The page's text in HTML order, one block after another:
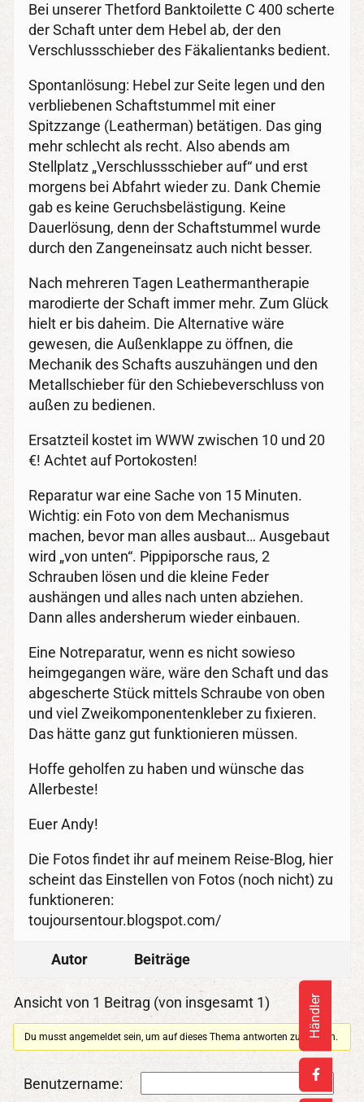
Bei unserer Thetford Banktoilette C 400 scherte
der Schaft unter dem Hebel ab, der den
Verschlussschieber des Fäkalientanks bedient.
Spontanlösung: Hebel zur Seite legen und den
verbliebenen Schaftstummel mit einer
Spitzzange (Leatherman) betätigen. Das ging
mehr schlecht als recht. Also abends am
Stellplatz „Verschlussschieber auf“ und erst
morgens bei Abfahrt wieder zu. Dank Chemie
gab es keine Geruchsbelästigung. Keine
Dauerlösung, denn der Schaftstummel wurde
durch den Zangeneinsatz auch nicht besser.
Nach mehreren Tagen Leathermantherapie
marodierte der Schaft immer mehr. Zum Glück
hielt er bis daheim. Die Alternative wäre
gewesen, die Außenklappe zu öffnen, die
Mechanik des Schafts auszuhängen und den
Metallschieber für den Schiebeverschluss von
außen zu bedienen.
Ersatzteil kostet im WWW zwischen 10 und 20
€! Achtet auf Portokosten!
Reparatur war eine Sache von 15 Minuten.
Wichtig: ein Foto von dem Mechanismus
machen, bevor man alles ausbaut… Ausgebaut
wird „von unten“. Pippiporsche raus, 2
Schrauben lösen und die kleine Feder
aushängen und alles nach unten abziehen.
Dann alles andersherum wieder einbauen.
Eine Notreparatur, wenn es nicht sowieso
heimgegangen wäre, wäre den Schaft und das
abgescherte Stück mittels Schraube von oben
und viel Zweikomponentenkleber zu fixieren.
Das hätte ganz gut funktionieren müssen.
Hoffe geholfen zu haben und wünsche das
Allerbeste!
Euer Andy!
Die Fotos findet ihr auf meinem Reise-Blog, hier
scheint das Einstellen von Fotos (noch nicht) zu
funktioneren:
toujoursentour.blogspot.com/
Autor Beiträge
Ansicht von 1 Beitrag (von insgesamt 1)
Du musst angemeldet sein, um auf dieses Thema antworten zu können.
Benutzername:
Händler